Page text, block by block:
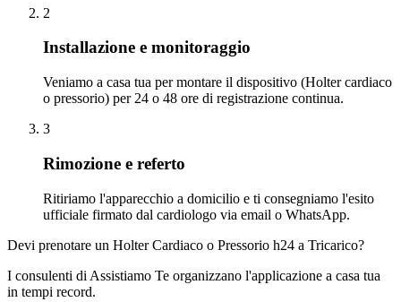
2
Installazione e monitoraggio
Veniamo a casa tua per montare il dispositivo (Holter cardiaco
o pressorio) per 24 o 48 ore di registrazione continua.
3
Rimozione e referto
Ritiriamo l'apparecchio a domicilio e ti consegniamo l'esito
ufficiale firmato dal cardiologo via email o WhatsApp.
Devi prenotare un Holter Cardiaco o Pressorio h24 a Tricarico?
I consulenti di Assistiamo Te organizzano l'applicazione a casa tua
in tempi record.